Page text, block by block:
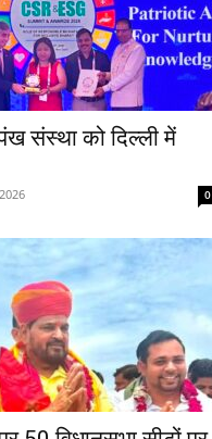
संस्था को दिल्ली में
0